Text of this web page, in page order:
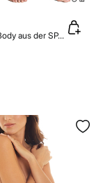
Schlankheits Body aus der SPANXsculpt™ Ultra Sculpt-Kollektion